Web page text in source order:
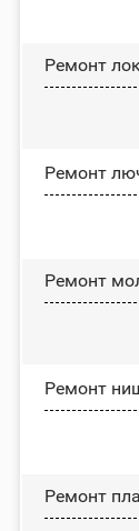
Ремонт
Ремонт
Ремонт
Ремонт
Ремонт